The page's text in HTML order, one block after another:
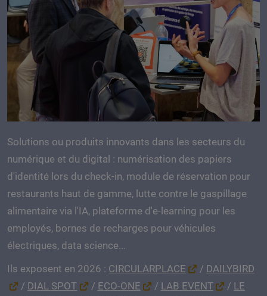
Solutions ou produits innovants dans les secteurs du
numérique et du digital : numérisation des papiers
d'identité lors du check-in, module de réservation pour
restaurants haut de gamme, lutte contre le gaspillage
alimentaire via l'IA, plateforme d'e-learning pour les
employés, bornes de recharges pour véhicules
électriques, data science...
Ils exposent en 2026 : CIRCULARPLACE / DAILYBIRD
/ DIAL SPOT / ECO-ONE / LAB EVENT / LE